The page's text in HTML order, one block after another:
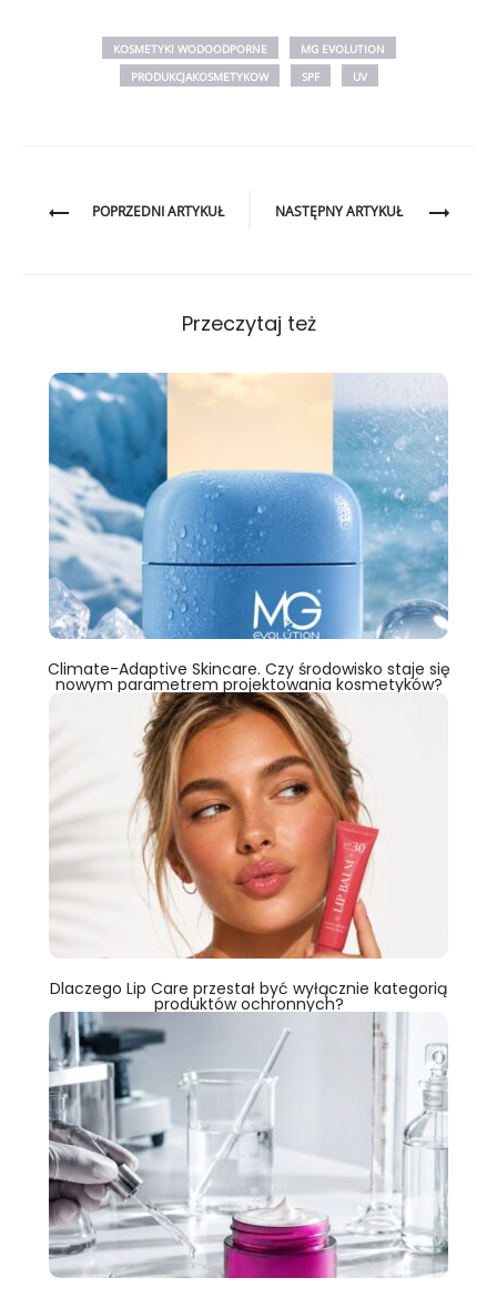
KOSMETYKI WODOODPORNE
MG EVOLUTION
PRODUKCJAKOSMETYKOW
SPF UV
Nawigacja
POPRZEDNI ARTYKUŁ NASTĘPNY ARTYKUŁ
Przeczytaj też
Climate-Adaptive Skincare. Czy środowisko staje się
nowym parametrem projektowania kosmetyków?
Dlaczego Lip Care przestał być wyłącznie kategorią
produktów ochronnych?